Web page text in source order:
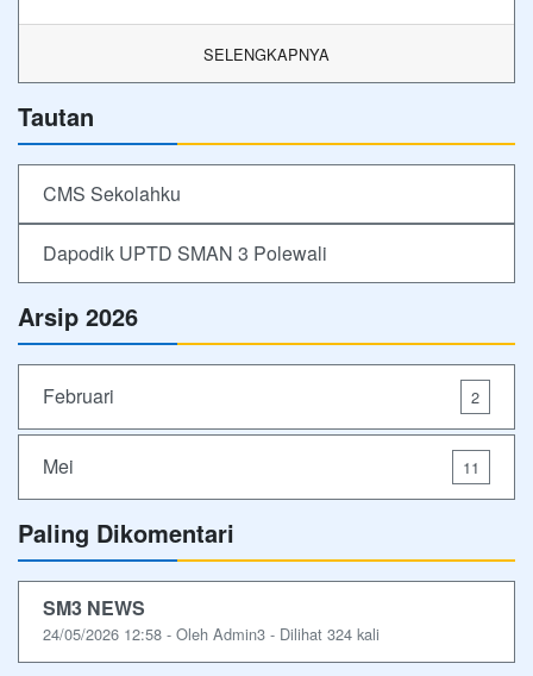
SELENGKAPNYA
Tautan
CMS Sekolahku
Dapodik UPTD SMAN 3 Polewali
Arsip 2026
Februari 2
Mei 11
Paling Dikomentari
SM3 NEWS
24/05/2026 12:58 - Oleh Admin3 - Dilihat 324 kali